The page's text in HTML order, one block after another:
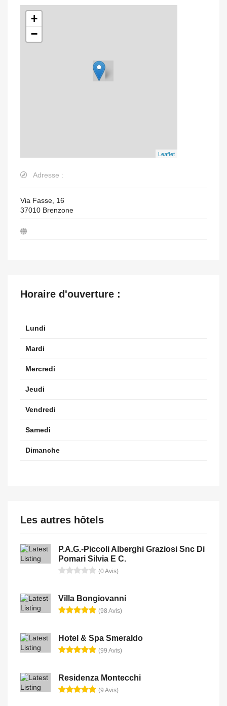
+
−
Leaflet
Adresse :
Via Fasse, 16
37010 Brenzone
Horaire d'ouverture :
Lundi
Mardi
Mercredi
Jeudi
Vendredi
Samedi
Dimanche
Les autres hôtels
P.A.G.-Piccoli Alberghi Graziosi Snc Di
Pomari Silvia E C.
(0 Avis)
Villa Bongiovanni
(98 Avis)
Hotel & Spa Smeraldo
(99 Avis)
Residenza Montecchi
(9 Avis)